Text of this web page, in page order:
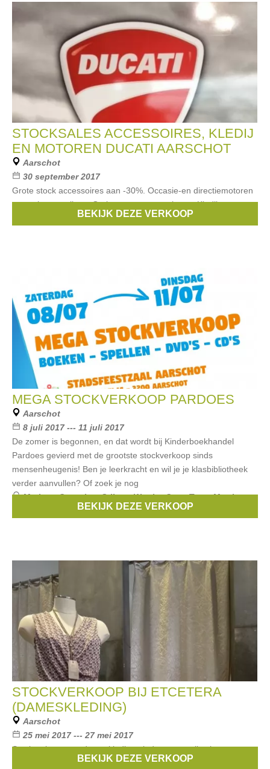
STOCKSALES ACCESSOIRES, KLEDIJ
EN MOTOREN DUCATI AARSCHOT
Aarschot
30 september 2017
Grote stock accessoires aan -30%. Occasie-en directiemotoren
aan scherpe prijzen. Outletcorner aanwezig van Kledij en
gadgets aan -20% tot -50%.BEKIJK DEZE VERKOOP
MEGA STOCKVERKOOP PARDOES
Aarschot
8 juli 2017 --- 11 juli 2017
De zomer is begonnen, en dat wordt bij Kinderboekhandel
Pardoes gevierd met de grootste stockverkoop sinds
mensenheugenis! Ben je leerkracht en wil je je klasbibliotheek
verder aanvullen? Of zoek je nog
Merken:Geronimo Stilton,Warrior Cats,Team Mortis,
Smiley
BEKIJK DEZE VERKOOP
STOCKVERKOOP BIJ ETCETERA
(DAMESKLEDING)
Aarschot
25 mei 2017 --- 27 mei 2017
Stockverkoop van dameskleding uit de zomercollecties van
2015 en 2016 aan scherpe prijzen.
BEKIJK DEZE VERKOOP